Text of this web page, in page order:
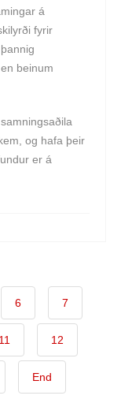
á
fyrir
beinum
og hafa þeir
er á
6 7
11 12
End